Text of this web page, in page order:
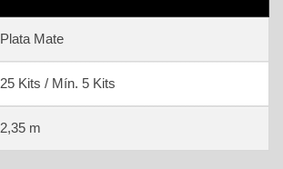
Plata Mate
25 Kits / Mín. 5 Kits
2,35 m